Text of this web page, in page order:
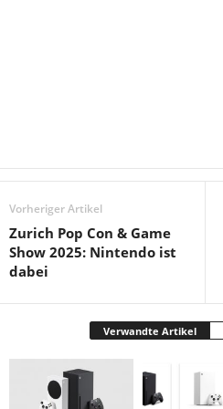
Vorheriger Artikel
Zurich Pop Con & Game
Show 2025: Nintendo ist
dabei
Verwandte Artikel